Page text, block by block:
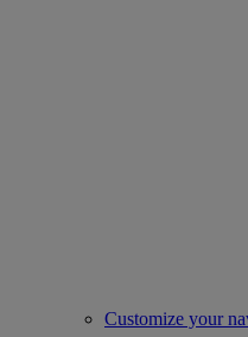
Customize your